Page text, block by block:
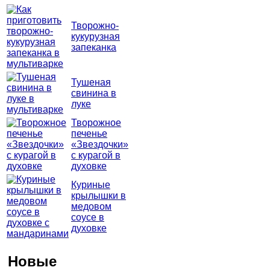
Творожно-
кукурузная
запеканка
Тушеная
свинина в
луке
Творожное
печенье
«Звездочки»
с курагой в
духовке
Куриные
крылышки в
медовом
соусе в
духовке
Новые